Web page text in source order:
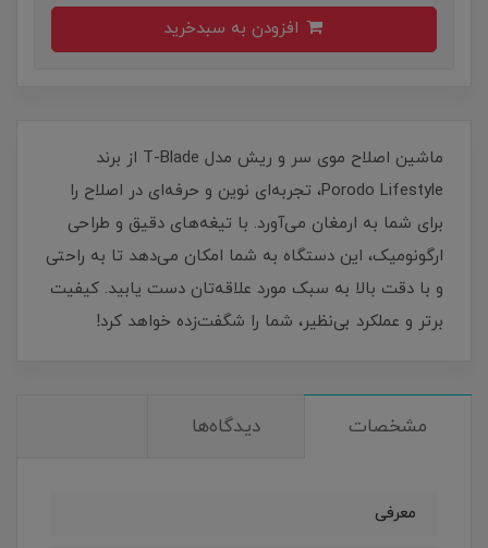
ماشین اصلاح موی سر و ریش مدل T-Blade از برند
Porodo Lifestyle، تجربه‌ای نوین و حرفه‌ای در اصلاح را
برای شما به ارمغان می‌آورد. با تیغه‌های دقیق و طراحی
ارگونومیک، این دستگاه به شما امکان می‌دهد تا به راحتی
و با دقت بالا به سبک مورد علاقه‌تان دست یابید. کیفیت
برتر و عملکرد بی‌نظیر، شما را شگفت‌زده خواهد کرد!
مشخصات دیدگاه‌ها
معرفی